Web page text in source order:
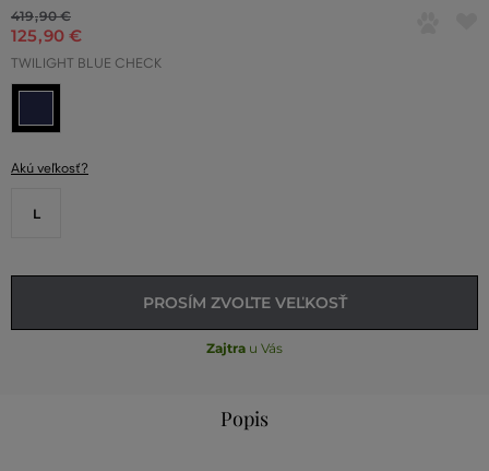
419,90 €
125,90 €
TWILIGHT BLUE CHECK
Akú veľkosť?
L
PROSÍM ZVOĽTE VEĽKOSŤ
Zajtra u Vás
Popis